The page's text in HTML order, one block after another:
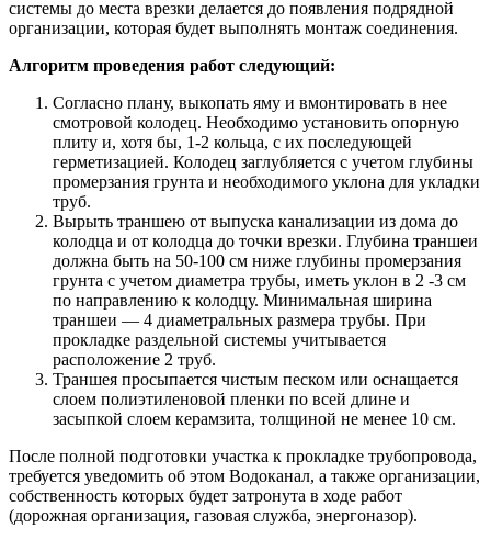
системы до места врезки делается до появления подрядной
организации, которая будет выполнять монтаж соединения.
Алгоритм проведения работ следующий:
Согласно плану, выкопать яму и вмонтировать в нее
смотровой колодец. Необходимо установить опорную
плиту и, хотя бы, 1-2 кольца, с их последующей
герметизацией. Колодец заглубляется с учетом глубины
промерзания грунта и необходимого уклона для укладки
труб.
Вырыть траншею от выпуска канализации из дома до
колодца и от колодца до точки врезки. Глубина траншеи
должна быть на 50-100 см ниже глубины промерзания
грунта с учетом диаметра трубы, иметь уклон в 2 -3 см
по направлению к колодцу. Минимальная ширина
траншеи — 4 диаметральных размера трубы. При
прокладке раздельной системы учитывается
расположение 2 труб.
Траншея просыпается чистым песком или оснащается
слоем полиэтиленовой пленки по всей длине и
засыпкой слоем керамзита, толщиной не менее 10 см.
После полной подготовки участка к прокладке трубопровода,
требуется уведомить об этом Водоканал, а также организации,
собственность которых будет затронута в ходе работ
(дорожная организация, газовая служба, энергоназор).